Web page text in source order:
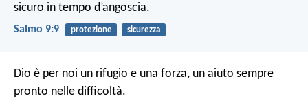
sicuro in tempo d’angoscia.
Salmo 9:9 protezione sicurezza
Dio è per noi un rifugio e una forza, un aiuto sempre
pronto nelle difficoltà.